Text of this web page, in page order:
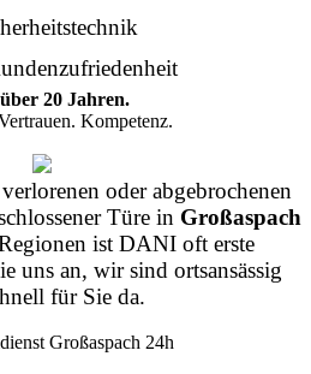
20 Jahren.
Kompetenz.
oder abgebrochenen
Türe in Großaspach
ist DANI oft erste
uns an, wir sind ortsansässig
für Sie da.